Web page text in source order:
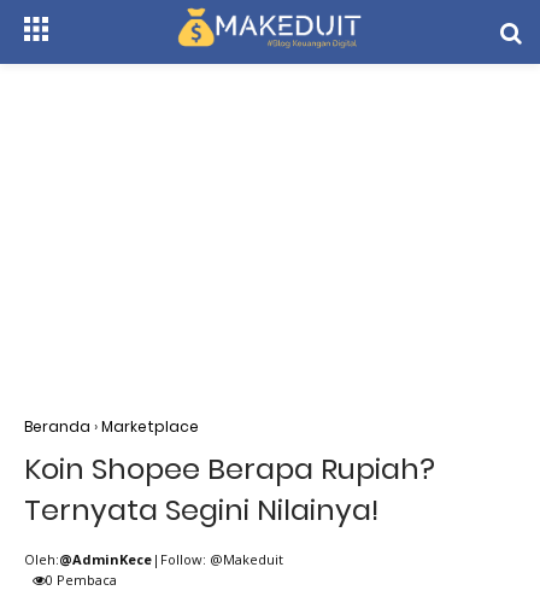
Beranda ›Marketplace
Koin Shopee Berapa Rupiah?
Ternyata Segini Nilainya!
Oleh:@AdminKece |Follow: @Makeduit
0 Pembaca